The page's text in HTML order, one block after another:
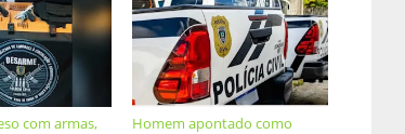
Homem apontado como
com armas,